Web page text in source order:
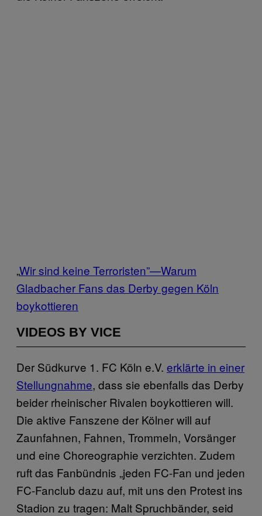
„Wir sind keine Terroristen”—Warum
Gladbacher Fans das Derby gegen Köln
boykottieren
VIDEOS BY VICE
Der Südkurve 1. FC Köln e.V. erklärte in einer
Stellungnahme, dass sie ebenfalls das Derby
beider rheinischer Rivalen boykottieren will.
Die aktive Fanszene der Kölner will auf
Zaunfahnen, Fahnen, Trommeln, Vorsänger
und eine Choreographie verzichten. Zudem
ruft das Fanbündnis „jeden FC-Fan und jeden
FC-Fanclub dazu auf, mit uns den Protest ins
Stadion zu tragen: Malt Spruchbänder, seid